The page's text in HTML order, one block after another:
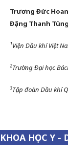
Trương Đức Hoan
Đặng Thanh Tùng
1Viện Dầu khí Việt
2Trường Đại học
3Tập đoàn Dầu khí
KHOA HỌC Y -